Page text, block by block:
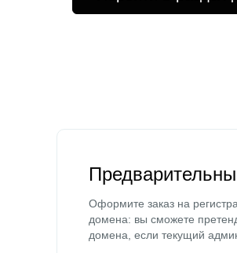
Оформите заказ на
домена: вы сможете
домена, если текущий